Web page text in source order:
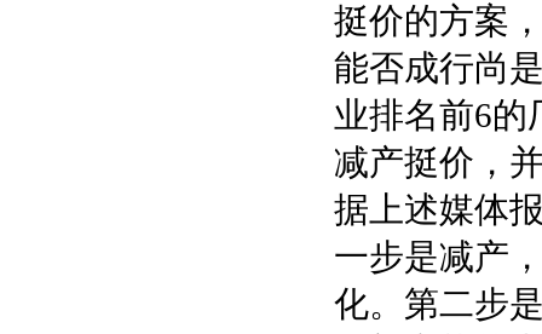
挺价的方案
能否成行尚
业排名前6的
减产挺价，
据上述媒体
一步是减产
化。第二步